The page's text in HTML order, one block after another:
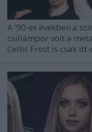
A ’90-es években a
csillámpor volt a
Celtic Frost is csak